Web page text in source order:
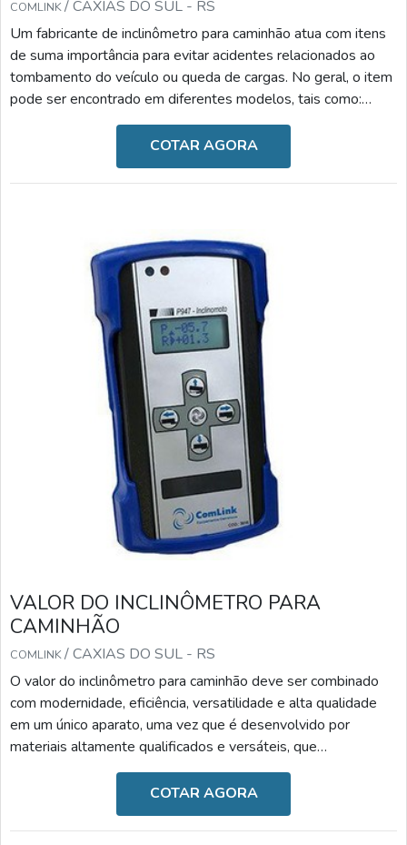
COMLINK/ CAXIAS DO SUL - RS
Um fabricante de inclinômetro para caminhão atua com itens
de suma importância para evitar acidentes relacionados ao
tombamento do veículo ou queda de cargas. No geral, o item
pode ser encontrado em diferentes modelos, tais como:
Inclinômetro para semirreboque: reduz o risco de
tombamento e danos ao caminhão, monitora os ângulos
frontais e laterais de inclinação, bloqueia a subida de caixa
caso seja um processo inseguro e possui alarmes visuais e
COTAR AGORA
VALOR DO INCLINÔMETRO PARA
CAMINHÃO
COMLINK/ CAXIAS DO SUL - RS
O valor do inclinômetro para caminhão deve ser combinado
com modernidade, eficiência, versatilidade e alta qualidade
em um único aparato, uma vez que é desenvolvido por
materiais altamente qualificados e versáteis, que
desempenham a sua função com a maestria. Diante desses
benefícios, o valor torna-se o fator menos relevante.A
IMPORTÂNCIA DO DISPOSITIVO NO DIA A DIAAs
principais causas de um tombamento de basculantes são os
COTAR AGORA